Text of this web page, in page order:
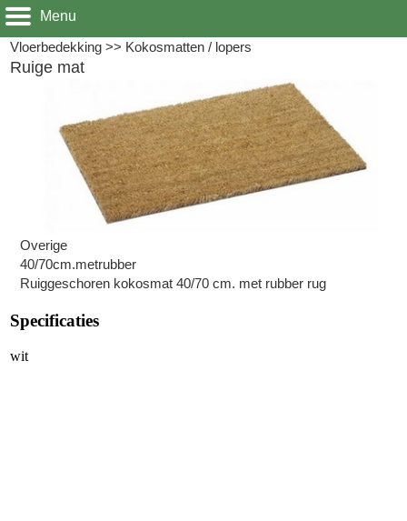
Menu
Vloerbedekking >> Kokosmatten / lopers
Ruige mat
Overige
40/70cm.metrubber
Ruiggeschoren kokosmat 40/70 cm. met rubber rug
Specificaties
wit